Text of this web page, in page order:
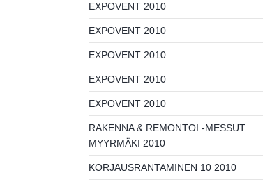
EXPOVENT 2010
EXPOVENT 2010
EXPOVENT 2010
EXPOVENT 2010
EXPOVENT 2010
RAKENNA & REMONTOI -MESSUT
MYYRMÄKI 2010
KORJAUSRANTAMINEN 10 2010